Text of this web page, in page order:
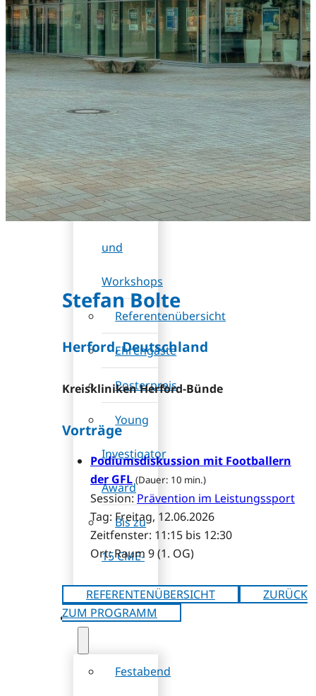
Anreise
mit der
DB
(Rabatt)
Wissenschaftliches
Programm
Sessions
und
Workshops
Referentenübersicht
Ehrengäste
Posterpreis
Young
Investigator
Award
Bis zu
15 CME-
Punkte
Rahmenprogramm
Festabend
Stefan Bolte
Herford, Deutschland
Kreiskliniken Herford-Bünde
Vorträge
Podiumsdiskussion mit Footballern
der GFL (Dauer: 10 min.)
Session:Prävention im Leistungssport
Tag: Freitag, 12.06.2026
Zeitfenster: 11:15 bis 12:30
Ort: Raum 9 (1. OG)
REFERENTENÜBERSICHT
ZURÜCK
ZUM PROGRAMM